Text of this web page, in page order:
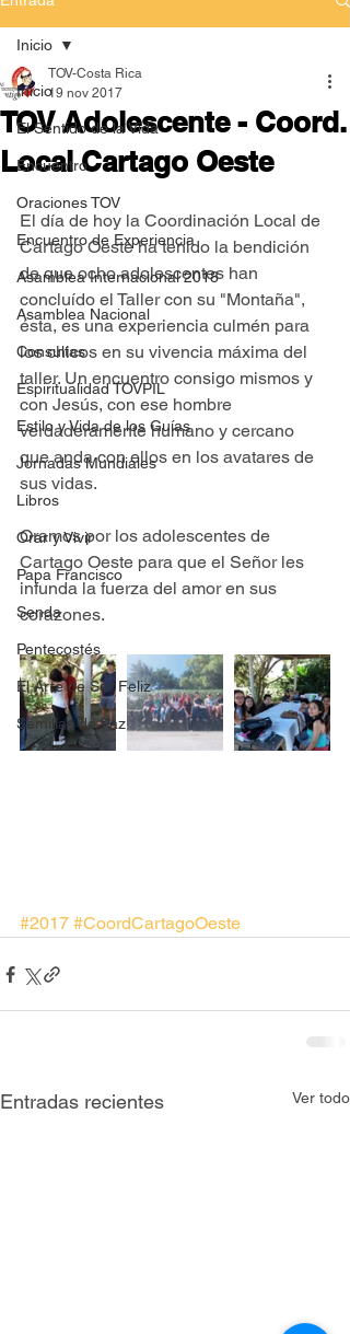
Inicio
El Sentido de la Vida
Encuentro
Oraciones TOV
Encuentro de Experiencia
Asamblea Internacional 2018
Asamblea Nacional
Consultas
Espiritualidad TOVPIL
Estilo y Vida de los Guías
Jornadas Mundiales
Libros
Orar y Vivir
Papa Francisco
Senda
Pentecostés
El Arte de Ser Feliz
Semillas de Paz
Inicio
TOV Adolescente - Coord.
Local Cartago Oeste
TOV-Costa Rica
19 nov 2017
El día de hoy la Coordinación Local de
Cartago Oeste ha tenido la bendición
de que ocho adolescentes han
concluído el Taller con su "Montaña",
ésta, es una experiencia culmén para
los chicos en su vivencia máxima del
taller. Un encuentro consigo mismos y
con Jesús, con ese hombre
verdaderamente humano y cercano
que anda con ellos en los avatares de
sus vidas.
Oramos por los adolescentes de
Cartago Oeste para que el Señor les
infunda la fuerza del amor en sus
corazones.
#2017 #CoordCartagoOeste
Entradas recientes Ver todo